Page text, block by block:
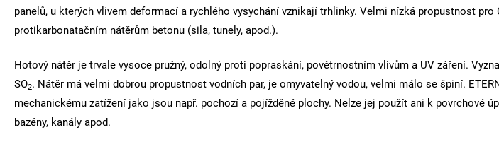
panelů, u kterých vlivem deformací a rychlého vysychání vznikají trhlinky. Velmi nízká propustnost pro
protikarbonatačním nátěrům betonu (sila, tunely, apod.).
Hotový nátěr je trvale vysoce pružný, odolný proti popraskání, povětrnostním vlivům a UV záření.
SO2. Nátěr má velmi dobrou propustnost vodních par, je omyvatelný vodou, velmi málo se špiní.
mechanickému zatížení jako jsou např. pochozí a pojížděné plochy. Nelze jej použít ani k povrchové
bazény, kanály apod.